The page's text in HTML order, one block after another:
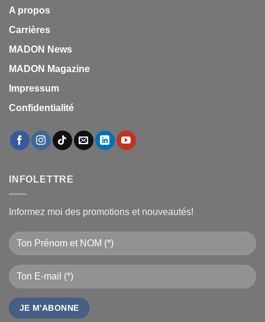
A propos
Carrières
MADON News
MADON Magazine
Impressum
Confidentialité
INFOLETTRE
Informez moi des promotions et nouveautés!